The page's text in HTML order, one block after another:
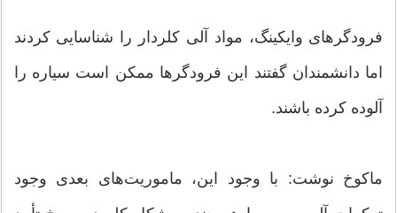
فرودگرهای وایکینگ، مواد آلی کلردار را شناسایی کردند
اما دانشمندان گفتند این فرودگرها ممکن است سیاره را
آلوده کرده باشند.
ماکوخ نوشت: با وجود این، ماموریت‌های بعدی وجود